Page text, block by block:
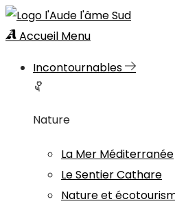
Accueil Menu
Incontournables
Nature
La Mer Méditerranée
Le Sentier Cathare
Nature et